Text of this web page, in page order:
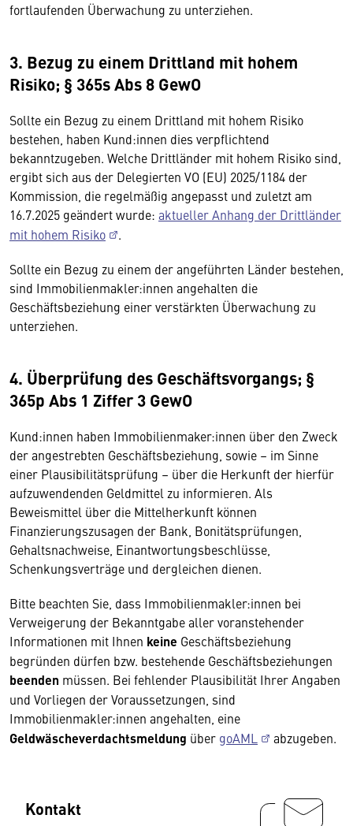
fortlaufenden Überwachung zu unterziehen.
3. Bezug zu einem Drittland mit hohem
Risiko; § 365s Abs 8 GewO
Sollte ein Bezug zu einem Drittland mit hohem Risiko
bestehen, haben Kund:innen dies verpflichtend
bekanntzugeben. Welche Drittländer mit hohem Risiko sind,
ergibt sich aus der Delegierten VO (EU) 2025/1184 der
Kommission, die regelmäßig angepasst und zuletzt am
16.7.2025 geändert wurde: aktueller Anhang der Drittländer
mit hohem Risiko
.
Sollte ein Bezug zu einem der angeführten Länder bestehen,
sind Immobilienmakler:innen angehalten die
Geschäftsbeziehung einer verstärkten Überwachung zu
unterziehen.
4. Überprüfung des Geschäftsvorgangs; §
365p Abs 1 Ziffer 3 GewO
Kund:innen haben Immobilienmaker:innen über den Zweck
der angestrebten Geschäftsbeziehung, sowie – im Sinne
einer Plausibilitätsprüfung – über die Herkunft der hierfür
aufzuwendenden Geldmittel zu informieren. Als
Beweismittel über die Mittelherkunft können
Finanzierungszusagen der Bank, Bonitätsprüfungen,
Gehaltsnachweise, Einantwortungsbeschlüsse,
Schenkungsverträge und dergleichen dienen.
Bitte beachten Sie, dass Immobilienmakler:innen bei
Verweigerung der Bekanntgabe aller voranstehender
Informationen mit Ihnen keine Geschäftsbeziehung
begründen dürfen bzw. bestehende Geschäftsbeziehungen
beenden müssen. Bei fehlender Plausibilität Ihrer Angaben
und Vorliegen der Voraussetzungen, sind
Immobilienmakler:innen angehalten, eine
Geldwäscheverdachtsmeldung über goAML abzugeben.
Kontakt